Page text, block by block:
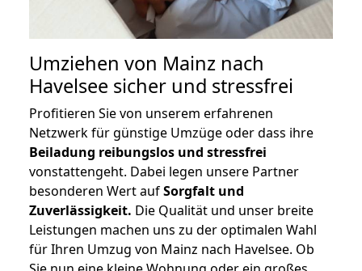
Umziehen von Mainz nach
Havelsee sicher und stressfrei
Profitieren Sie von unserem erfahrenen
Netzwerk für günstige Umzüge oder dass ihre
Beiladung reibungslos und stressfrei
vonstattengeht. Dabei legen unsere Partner
besonderen Wert aufSorgfalt und
Zuverlässigkeit. Die Qualität und unser breite
Leistungen machen uns zu der optimalen Wahl
für Ihren Umzug von Mainz nach Havelsee. Ob